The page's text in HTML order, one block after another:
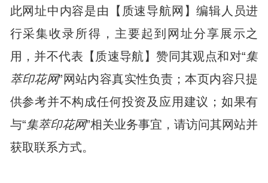
此网址中内容是由【质速导航网】编辑人员进
行采集收录所得，主要起到网址分享展示之
用，并不代表【质速导航】赞同其观点和对“集
萃印花网”网站内容真实性负责；本页内容只提
供参考并不构成任何投资及应用建议；如果有
与“集萃印花网”相关业务事宜，请访问其网站并
获取联系方式。